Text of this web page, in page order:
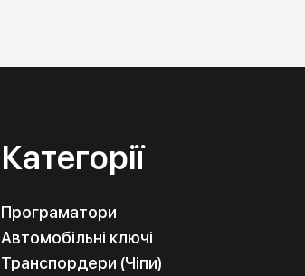
Категорії
Програматори
Автомобільні ключі
Транспордери (Чіпи)